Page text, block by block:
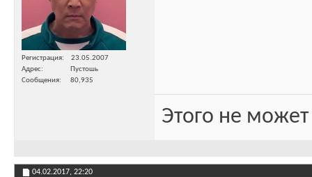
Регистрация
23.05.2007
Адрес
Пустошь
Сообщения
80,935
Этого не
04.02.2017, 22:20